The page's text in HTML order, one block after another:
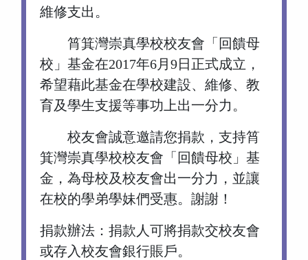
維修支出。
筲箕灣崇真學校校友會「回饋母
校」基金在2017年6月9日正式成立，
希望藉此基金在學校建設、維修、教
育及學生支援等事功上出一分力。
校友會誠意邀請您捐款，支持筲
箕灣崇真學校校友會「回饋母校」基
金，為母校及校友會出一分力，並讓
在校的學弟學妹們受惠。謝謝！
捐款辦法：捐款人可將捐款交校友會
或存入校友會銀行賬戶。